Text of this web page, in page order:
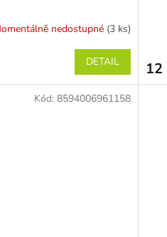
nedostupné (3 ks)
DETAIL 12
Kód: 8594006961158